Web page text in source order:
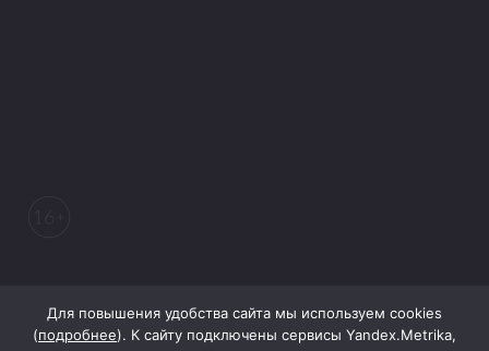
Для повышения удобства сайта мы используем cookies
(подробнее). К сайту подключены сервисы Yandex.Metrika,